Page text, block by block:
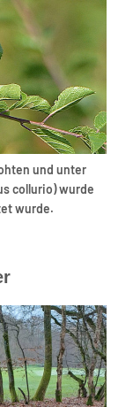
und unter
collurio) wurde
wurde.